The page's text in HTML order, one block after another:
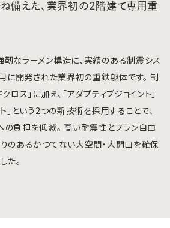
備えた、業界初の2階建て専用重
なラーメン構造に、実績のある制震シス
に開発された業界初の重鉄躯体です。 制
ロス」に加え、「アダプティブジョイント」
」という2つの新技術を採用することで、
負担を低減。 高い耐震性とプラン自由
のあるかつてない大空間・大開口を確保
た。